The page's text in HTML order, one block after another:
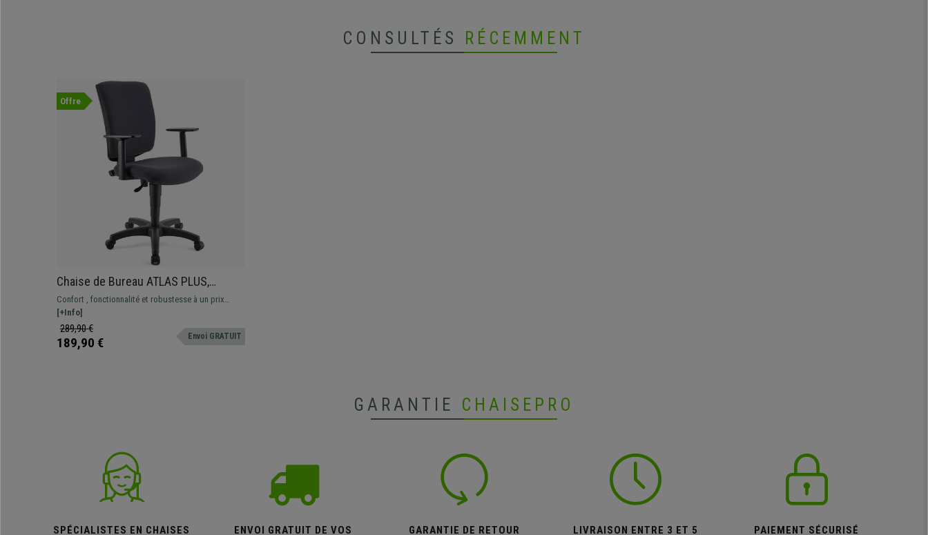
CONSULTÉS RÉCEMMENT
Offre
Chaise de Bureau ATLAS PLUS,
Dossier et Accoudoirs Ajustables,
Grand Rembourrage, en tissu Gris
Confort , fonctionnalité et robustesse à un prix
imbattable. Ce magnifique modèle offre des
prestations excellentes au quotidien, différentes
couleurs disponibles
[+Info]
289,90 €
189,90 € Envoi GRATUIT
GARANTIE CHAISEPRO
SPÉCIALISTES EN CHAISES ENVOI GRATUIT DE VOS GARANTIE DE RETOUR LIVRAISON ENTRE 3 ET 5 PAIEMENT SÉCURISÉ